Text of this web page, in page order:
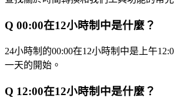
Q 00:00在12小時制中是什麼？
24小時制的00:00在12小時制中是上午
一天的開始。
Q 12:00在12小時制中是什麼？